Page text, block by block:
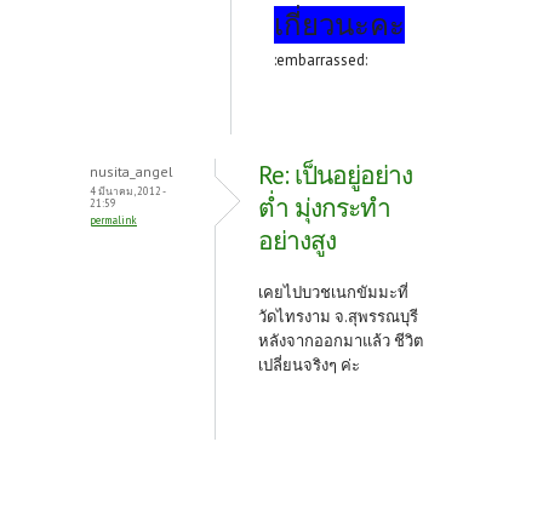
เกี่ยวนะคะ
:embarrassed:
nusita_angel
4 มีนาคม, 2012 -
21:59
permalink
Re: เป็นอยู่อย่าง
ต่ำ มุ่งกระทำ
อย่างสูง
เคยไปบวชเนกขัมมะที่
วัดไทรงาม จ.สุพรรณบุรี
หลังจากออกมาแล้ว ชีวิต
เปลี่ยนจริงๆ ค่ะ